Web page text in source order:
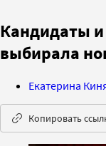
Кандидаты и
выбирала
Екатерина
Копировать